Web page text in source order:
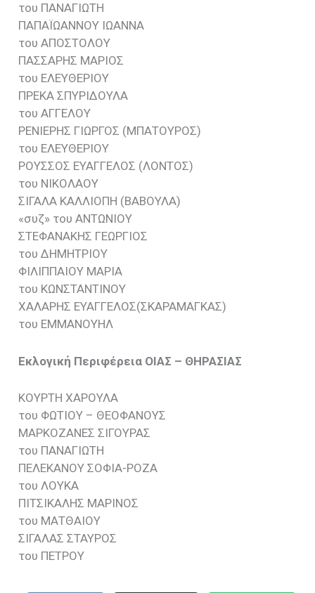
του ΠΑΝΑΓΙΩΤΗ
ΠΑΠΑΪΩΑΝΝΟΥ ΙΩΑΝΝΑ
του ΑΠΟΣΤΟΛΟΥ
ΠΑΣΣΑΡΗΣ ΜΑΡΙΟΣ
του ΕΛΕΥΘΕΡΙΟΥ
ΠΡΕΚΑ ΣΠΥΡΙΔΟΥΛΑ
του ΑΓΓΕΛΟΥ
ΡΕΝΙΕΡΗΣ ΓΙΩΡΓΟΣ (ΜΠΑΤΟΥΡΟΣ)
του ΕΛΕΥΘΕΡΙΟΥ
ΡΟΥΣΣΟΣ ΕΥΑΓΓΕΛΟΣ (ΛΟΝΤΟΣ)
του ΝΙΚΟΛΑΟΥ
ΣΙΓΑΛΑ ΚΑΛΛΙΟΠΗ (ΒΑΒΟΥΛΑ)
«συζ» του ΑΝΤΩΝΙΟΥ
ΣΤΕΦΑΝΑΚΗΣ ΓΕΩΡΓΙΟΣ
του ΔΗΜΗΤΡΙΟΥ
ΦΙΛΙΠΠΑΙΟΥ ΜΑΡΙΑ
του ΚΩΝΣΤΑΝΤΙΝΟΥ
ΧΑΛΑΡΗΣ ΕΥΑΓΓΕΛΟΣ(ΣΚΑΡΑΜΑΓΚΑΣ)
του ΕΜΜΑΝΟΥΗΛ
Εκλογική Περιφέρεια ΟΙΑΣ – ΘΗΡΑΣΙΑΣ
ΚΟΥΡΤΗ ΧΑΡΟΥΛΑ
του ΦΩΤΙΟΥ – ΘΕΟΦΑΝΟΥΣ
ΜΑΡΚΟΖΑΝΕΣ ΣΙΓΟΥΡΑΣ
του ΠΑΝΑΓΙΩΤΗ
ΠΕΛΕΚΑΝΟΥ ΣΟΦΙΑ-ΡΟΖΑ
του ΛΟΥΚΑ
ΠΙΤΣΙΚΑΛΗΣ ΜΑΡΙΝΟΣ
του ΜΑΤΘΑΙΟΥ
ΣΙΓΑΛΑΣ ΣΤΑΥΡΟΣ
του ΠΕΤΡΟΥ